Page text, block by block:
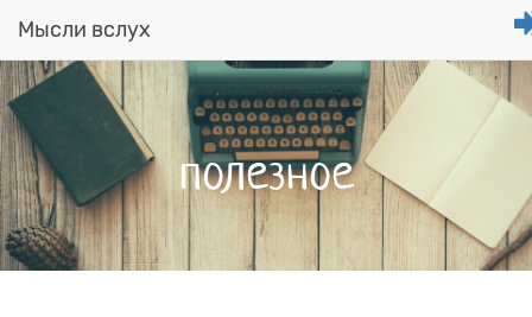
Перейти
к
основному
содержанию
Мысли вслух
полезное